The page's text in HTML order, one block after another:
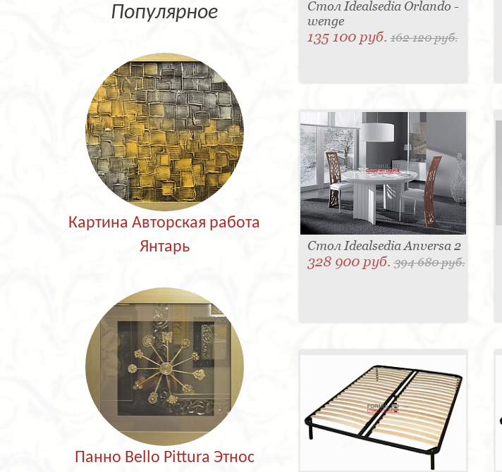
Популярное
Картина Авторская работа
Янтарь
Панно Bello Pittura Этнос
Стол Idealsedia Orlando -
wenge
135 100 руб.162 120 руб.
Стол Idealsedia Anversa 2
328 900 руб.394 680 руб.